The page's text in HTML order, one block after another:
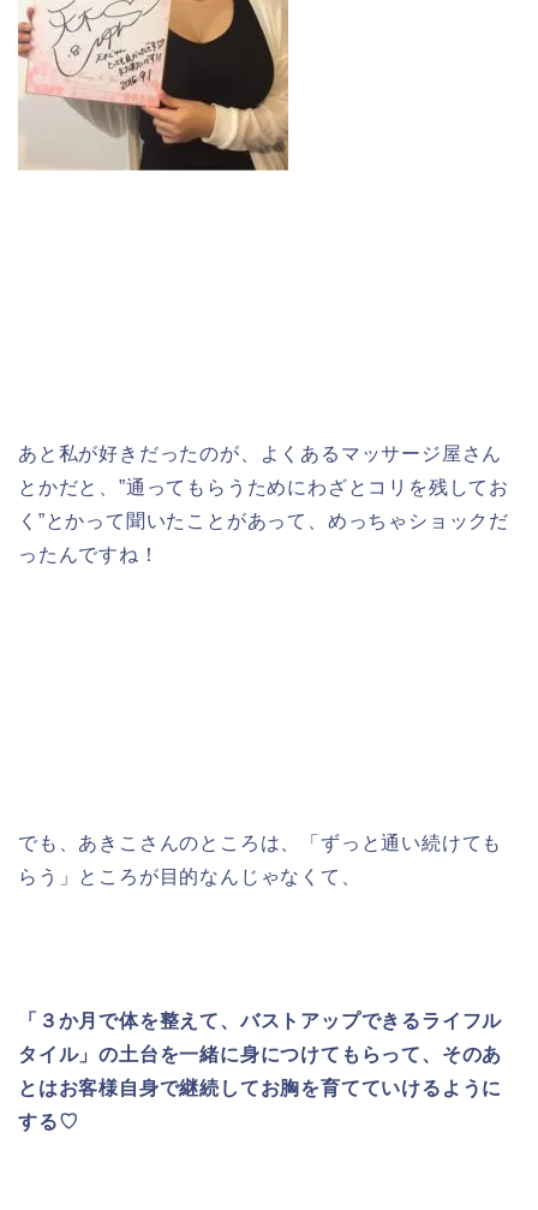
あと私が好きだったのが、よくあるマッサージ屋さん
とかだと、”通ってもらうためにわざとコリを残してお
く”とかって聞いたことがあって、めっちゃショックだ
ったんですね！
でも、あきこさんのところは、「ずっと通い続けても
らう」ところが目的なんじゃなくて、
「３か月で体を整えて、バストアップできるライフル
タイル」の土台を一緒に身につけてもらって、そのあ
とはお客様自身で継続してお胸を育てていけるように
する♡